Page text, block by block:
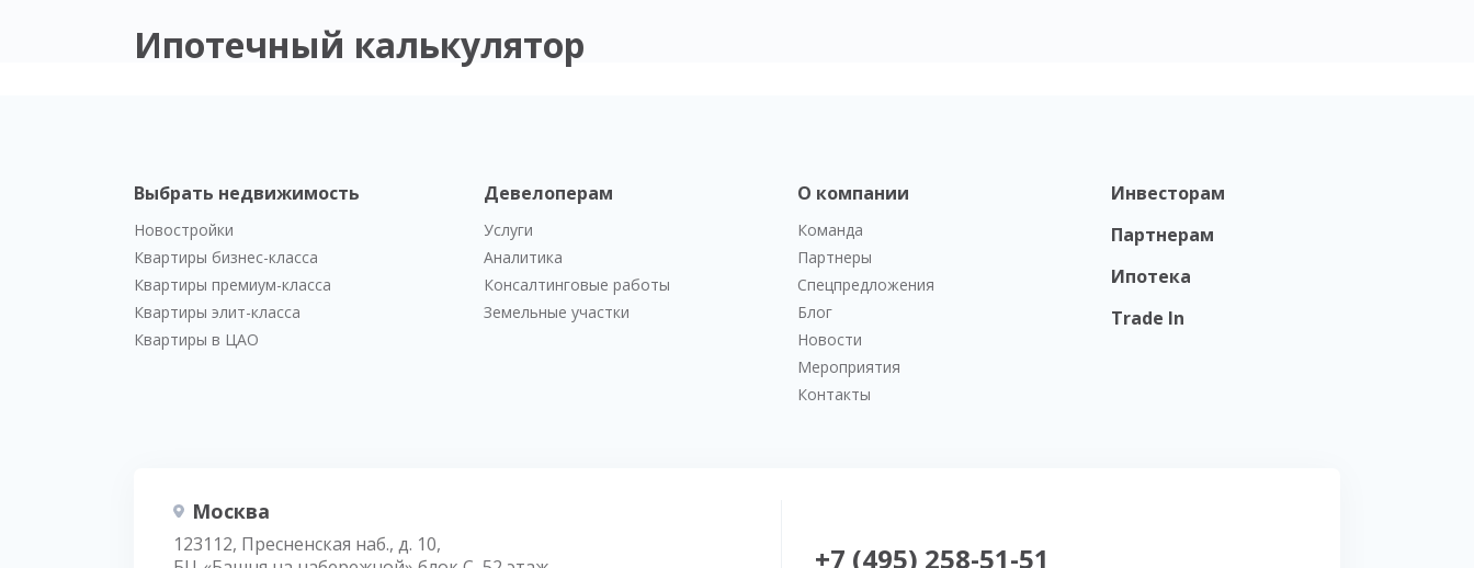
Ипотечный калькулятор
Выбрать недвижимость
Новостройки
Квартиры бизнес-класса
Квартиры премиум-класса
Квартиры элит-класса
Квартиры в ЦАО
Девелоперам
Услуги
Аналитика
Консалтинговые работы
Земельные участки
О компании
Команда
Партнеры
Спецпредложения
Блог
Новости
Мероприятия
Контакты
Инвесторам
Партнерам
Ипотека
Trade In
Москва
123112, Пресненская наб., д. 10,
+7 (495) 258-51-51